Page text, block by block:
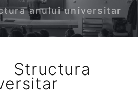
anului universitar